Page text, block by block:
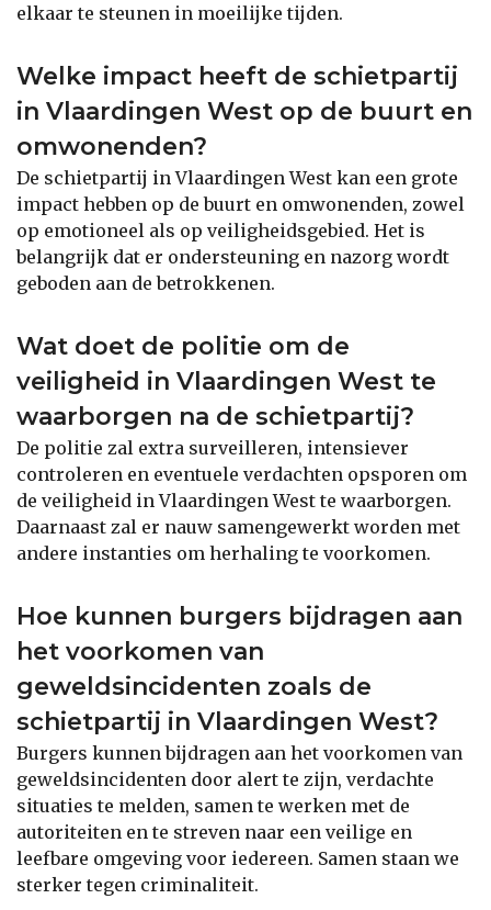
elkaar te steunen in moeilijke tijden.
Welke impact heeft de schietpartij
in Vlaardingen West op de buurt en
omwonenden?
De schietpartij in Vlaardingen West kan een grote
impact hebben op de buurt en omwonenden, zowel
op emotioneel als op veiligheidsgebied. Het is
belangrijk dat er ondersteuning en nazorg wordt
geboden aan de betrokkenen.
Wat doet de politie om de
veiligheid in Vlaardingen West te
waarborgen na de schietpartij?
De politie zal extra surveilleren, intensiever
controleren en eventuele verdachten opsporen om
de veiligheid in Vlaardingen West te waarborgen.
Daarnaast zal er nauw samengewerkt worden met
andere instanties om herhaling te voorkomen.
Hoe kunnen burgers bijdragen aan
het voorkomen van
geweldsincidenten zoals de
schietpartij in Vlaardingen West?
Burgers kunnen bijdragen aan het voorkomen van
geweldsincidenten door alert te zijn, verdachte
situaties te melden, samen te werken met de
autoriteiten en te streven naar een veilige en
leefbare omgeving voor iedereen. Samen staan we
sterker tegen criminaliteit.